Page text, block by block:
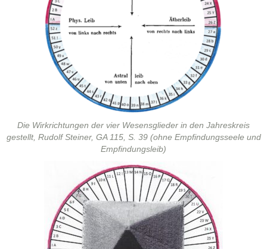
Die Wirkrich­tun­gen der vier Wesens­glieder in den Jahreskreis
gestellt, Rudolf Stein­er, GA 115, S. 39 (ohne Empfind­ungsseele und
Empfindungsleib)